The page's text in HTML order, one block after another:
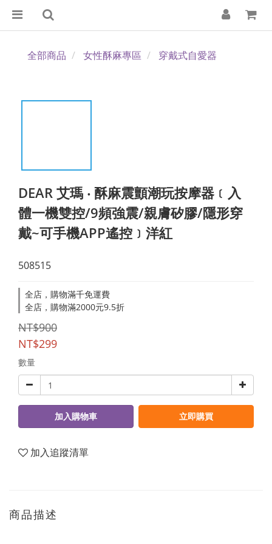
全部商品 女性酥麻專區 穿戴式自愛器
DEAR 艾瑪 ‧ 酥麻震顫潮玩按摩器﹝入
體一機雙控/9頻強震/親膚矽膠/隱形穿
戴~可手機APP遙控﹞洋紅
508515
全店，購物滿千免運費
全店，購物滿2000元9.5折
NT$900
NT$299
數量
加入購物車 立即購買
加入追蹤清單
商品描述